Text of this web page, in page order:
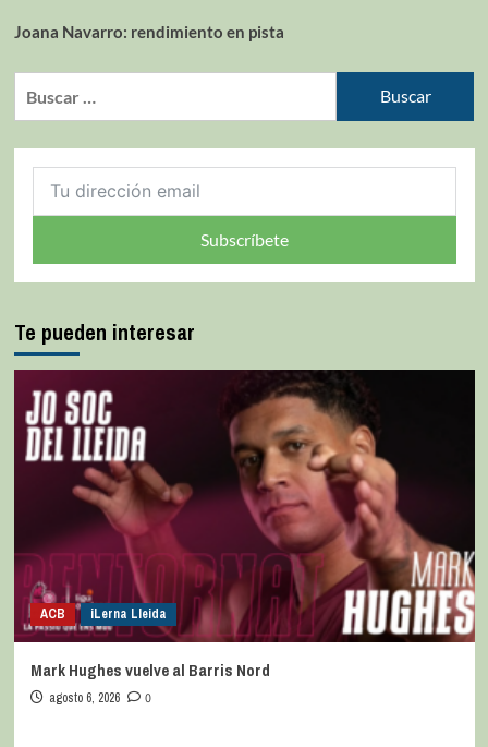
Joana Navarro: rendimiento en pista
Subscríbete
Te pueden interesar
ACB iLerna Lleida
Mark Hughes vuelve al Barris Nord
agosto 6, 2026 0